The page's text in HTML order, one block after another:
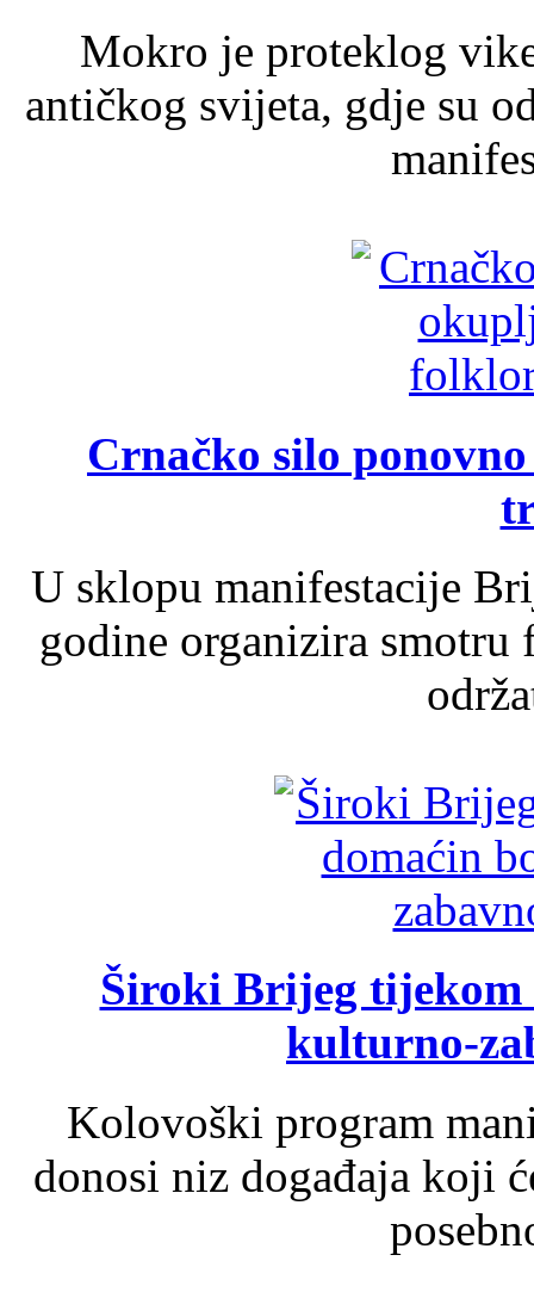
Mokro je proteklog
antičkog svijeta, gdje su
Crnačko silo
U sklopu manifestacije
godine organizira
Široki Brijeg tijekom
kulturno-
Kolovoški program
donosi niz događaja koji